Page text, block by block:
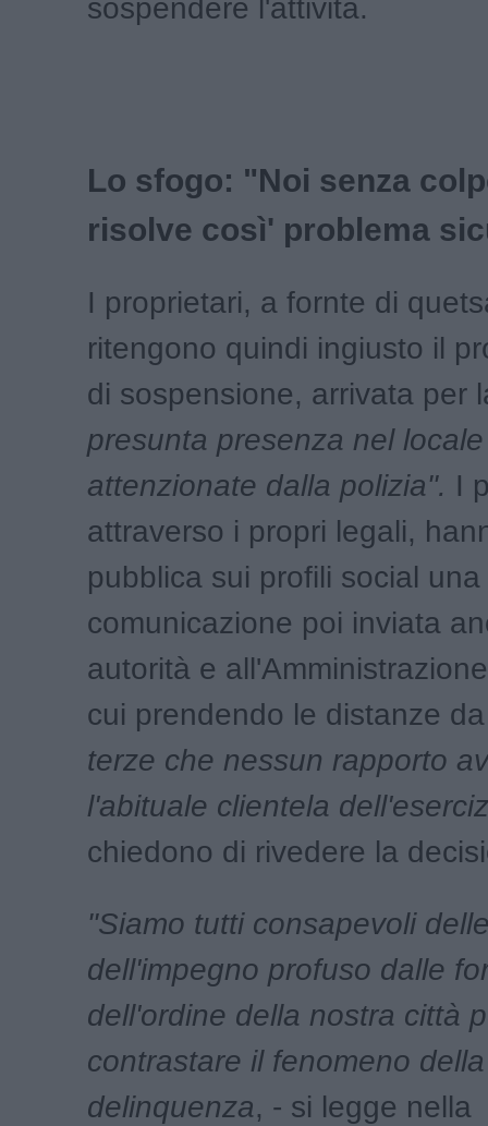
sospendere l'attività.
Lo sfogo: "Noi senza
risolve così' problema
I proprietari, a fornte di
ritengono quindi ingiusto il
di sospensione, arrivata per
presunta presenza nel
attenzionate dalla polizia". I
attraverso i propri legali,
pubblica sui profili social una
comunicazione poi inviata
autorità e
cui prendendo le distanze
terze che nessun rapporto
l'abituale clientela
chiedono di rivedere la
"Siamo tutti consapevoli
dell'impegno profuso dalle
dell'ordine della nostra città
contrastare il fenomeno della
delinquenza, - si legge nella